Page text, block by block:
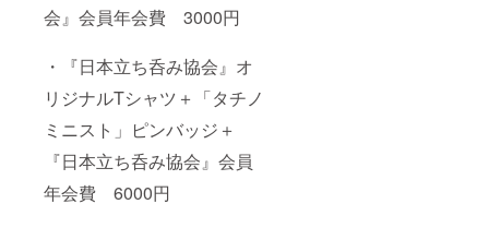
会』会員年会費 3000円
・『日本立ち呑み協会』オ
リジナルTシャツ＋「タチノ
ミニスト」ピンバッジ＋
『日本立ち呑み協会』会員
年会費 6000円